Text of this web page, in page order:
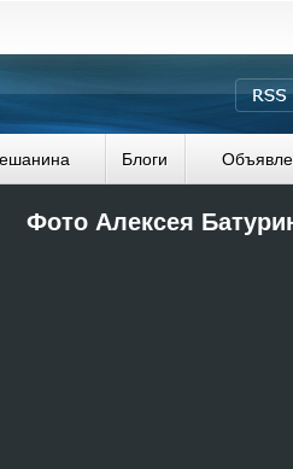
Блоги
Фото Алексея